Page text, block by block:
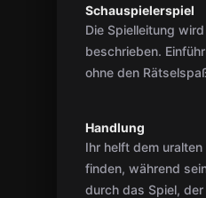
Schauspielerspiel
Die Spielleitung
beschrieben.
ohne den
Handlung
Ihr helft dem
finden, während
durch das Spiel,